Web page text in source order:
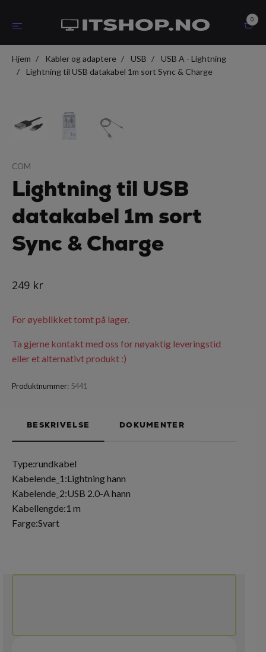
0
Hjem Kabler og adaptere USB
USB A - Lightning
Lightning til USB datakabel 1m sort Sync & Charge
COM
Lightning til USB
datakabel 1m sort
Sync & Charge
249 kr
For øyeblikket tomt på lager.
Ta gjerne kontakt med oss for nøyaktig leveringstid
eller et alternativt produkt :)
Produktnummer: 5441
BESKRIVELSE DOKUMENTER
Type:rundkabel
Kabelende_1:Lightning hann
Kabelende_2:USB 2.0-A hann
Kabellengde:1 m
Farge:Svart